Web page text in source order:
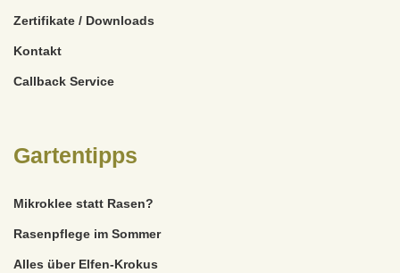
Zertifikate / Downloads
Kontakt
Callback Service
Gartentipps
Mikroklee statt Rasen?
Rasenpflege im Sommer
Alles über Elfen-Krokus